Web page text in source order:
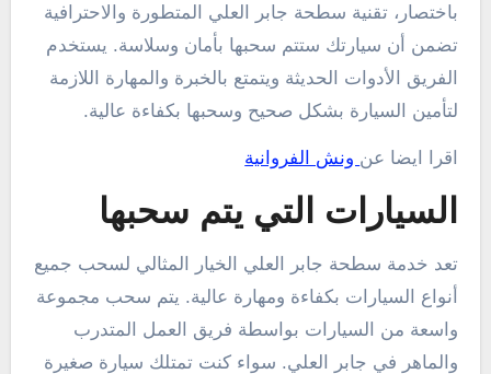
باختصار، تقنية سطحة جابر العلي المتطورة والاحترافية
تضمن أن سيارتك ستتم سحبها بأمان وسلاسة. يستخدم
الفريق الأدوات الحديثة ويتمتع بالخبرة والمهارة اللازمة
لتأمين السيارة بشكل صحيح وسحبها بكفاءة عالية.
اقرا ايضا عن ونش الفروانية
السيارات التي يتم سحبها
تعد خدمة سطحة جابر العلي الخيار المثالي لسحب جميع
أنواع السيارات بكفاءة ومهارة عالية. يتم سحب مجموعة
واسعة من السيارات بواسطة فريق العمل المتدرب
والماهر في جابر العلي. سواء كنت تمتلك سيارة صغيرة